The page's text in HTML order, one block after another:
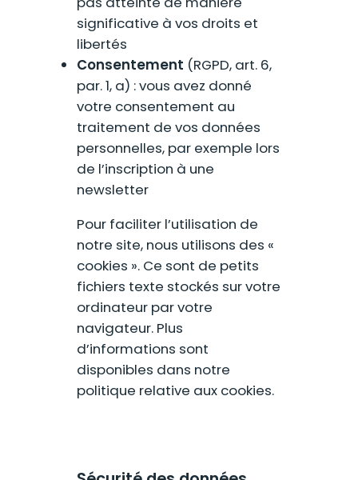
significative à vos droits et
libertés
Consentement (RGPD, art. 6,
par. 1, a) : vous avez donné
votre consentement au
traitement de vos données
personnelles, par exemple lors
de l’inscription à une
newsletter
Pour faciliter l’utilisation de
notre site, nous utilisons des «
cookies ». Ce sont de petits
fichiers texte stockés sur votre
ordinateur par votre
navigateur. Plus
d’informations sont
disponibles dans notre
politique relative aux cookies.